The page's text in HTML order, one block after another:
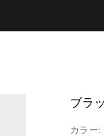
ブラ
カラー